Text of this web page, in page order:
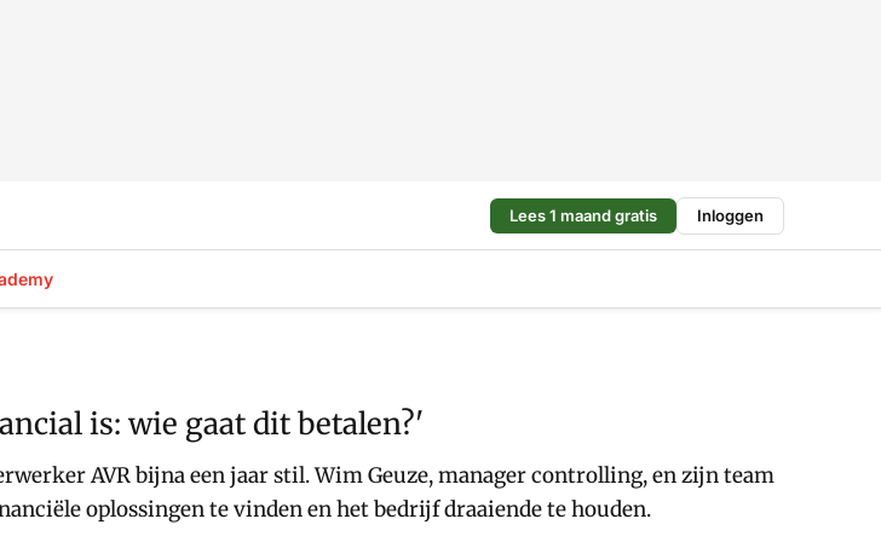
Lees 1 maand gratis Inloggen
is: wie gaat dit betalen?'
AVR bijna een jaar stil. Wim Geuze, manager controlling, en zijn team
oplossingen te vinden en het bedrijf draaiende te houden.